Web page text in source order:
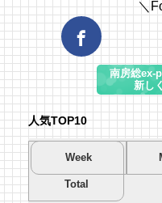
＼
南房総ex-
新し
人気TOP10
Week
Total